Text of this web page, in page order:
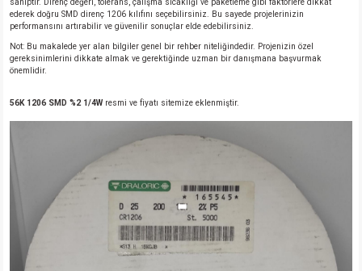
sahiptir. Direnç değeri, tolerans, çalışma sıcaklığı ve paketleme gibi faktörlere dikkat
ederek doğru SMD direnç 1206 kılıfını seçebilirsiniz. Bu sayede projelerinizin
performansını artırabilir ve güvenilir sonuçlar elde edebilirsiniz.
Not: Bu makalede yer alan bilgiler genel bir rehber niteliğindedir. Projenizin özel
gereksinimlerini dikkate almak ve gerektiğinde uzman bir danışmana başvurmak
önemlidir.
56K 1206 SMD %2 1/4Wresmi ve fiyatı sitemize eklenmiştir.